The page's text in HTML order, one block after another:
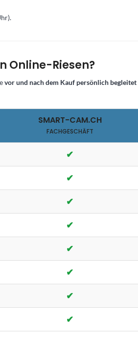
Online-Riesen?
vor und nach dem Kauf persönlich begleitet
SMART-CAM.CH
FACHGESCHÄFT
✔
✔
✔
✔
✔
✔
✔
✔